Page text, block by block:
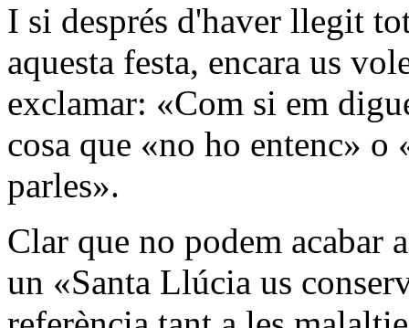
I si després d'haver llegit
aquesta festa, encara us
exclamar: «Com si em
cosa que «no ho entenc» o
parles».
Clar que no podem acabar
un «Santa Llúcia us